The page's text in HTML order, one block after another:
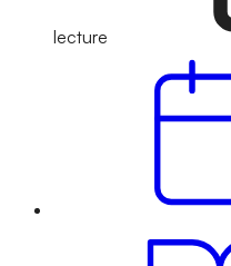
lecture